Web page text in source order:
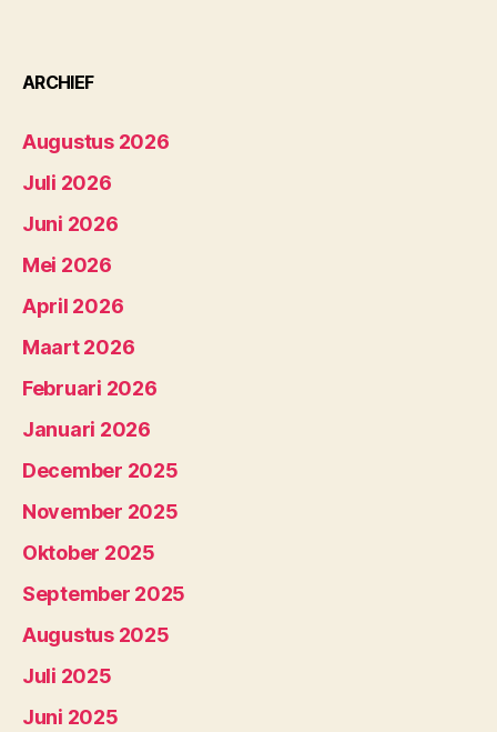
ARCHIEF
Augustus 2026
Juli 2026
Juni 2026
Mei 2026
April 2026
Maart 2026
Februari 2026
Januari 2026
December 2025
November 2025
Oktober 2025
September 2025
Augustus 2025
Juli 2025
Juni 2025